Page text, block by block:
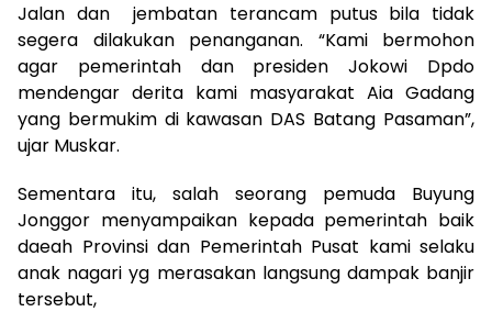
Jalan dan jembatan terancam putus bila tidak
segera dilakukan penanganan. “Kami bermohon
agar pemerintah dan presiden Jokowi Dpdo
mendengar derita kami masyarakat Aia Gadang
yang bermukim di kawasan DAS Batang Pasaman”,
ujar Muskar.
Sementara itu, salah seorang pemuda Buyung
Jonggor menyampaikan kepada pemerintah baik
daeah Provinsi dan Pemerintah Pusat kami selaku
anak nagari yg merasakan langsung dampak banjir
tersebut,